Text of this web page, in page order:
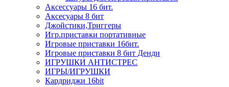
Аксессуары 16 бит.
Аксесуары 8 бит
Джойстики,Триггеры
Игр.приставки портативные
Игровые приставки 16бит.
Игровые приставки 8 бит Денди
ИГРУШКИ АНТИСТРЕС
ИГРЫ/ИГРУШКИ
Кардриджи 16bit